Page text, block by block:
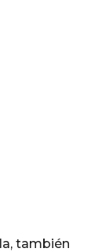
también